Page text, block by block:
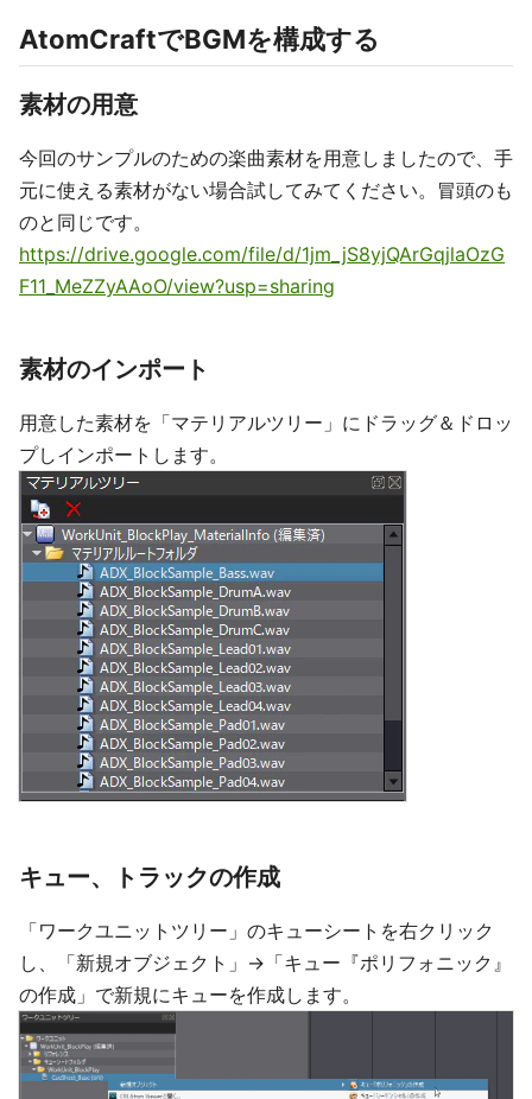
AtomCraftでBGMを構成する
素材の用意
今回のサンプルのための楽曲素材を用意しましたので、手
元に使える素材がない場合試してみてください。冒頭のも
のと同じです。
https://drive.google.com/file/d/1jm_jS8yjQArGqjlaOzG
F11_MeZZyAAoO/view?usp=sharing
素材のインポート
用意した素材を「マテリアルツリー」にドラッグ＆ドロッ
プしインポートします。
キュー、トラックの作成
「ワークユニットツリー」のキューシートを右クリック
し、「新規オブジェクト」→「キュー『ポリフォニック』
の作成」で新規にキューを作成します。